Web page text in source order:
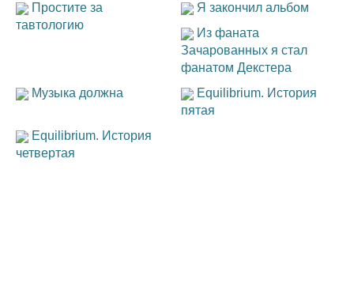
Простите за
тавтологию
Я закончил альбом
Из фаната
Зачарованных я стал
фанатом Декстера
Музыка должна
Equilibrium. История
пятая
Equilibrium. История
четвертая